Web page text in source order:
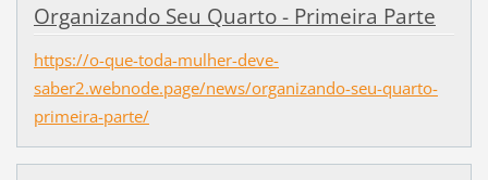
Organizando Seu Quarto - Primeira Parte
https://o-que-toda-mulher-deve-
saber2.webnode.page/news/organizando-seu-quarto-
primeira-parte/